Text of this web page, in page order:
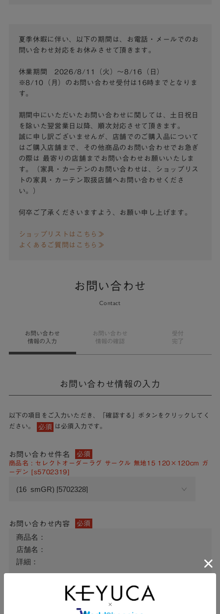
夏季休暇に伴い、以下の期間は、お電話・メールでのお
問い合わせ対応をお休みさせて頂きます。
休業期間 2026/8/11（火）～8/16（日）
※8/10（月）のお問い合わせ受付は16時までとなりま
す。
期間中にいただいたお問い合わせに関しては、土日祝日
を除いた翌営業日以降、順次対応させて頂きます。
誠に申し訳ございませんが、店舗でのご購入品について
はご購入店舗まで、その他商品のお問い合わせでお急ぎ
の際は
最寄りの店舗までお問い合わせお願いいたしま
す。（家具・カーテンのお問い合わせは、ショップリス
トの家具・カーテン取扱店舗へお問い合わせくださ
い。）
何卒ご了承くださいますよう、お願い申し上げます。
ショップリストはこちら≫
よくあるご質問はこちら≫
お問い合わせ
Contact
お問い合わせ
情報の入力
お問い合わせ
情報の確認
受付
完了
お問い合わせ情報の入力
以下の項目をご入力いただき、「確認する」ボタンをクリックしてく
ださい。
必須 は必須入力です。
お問い合わせ件名 必須
商品名 : セレクトオーダーラグ サークル 無地15 120×120cm ガ
ーデン [s5702319]
お問い合わせ内容 必須